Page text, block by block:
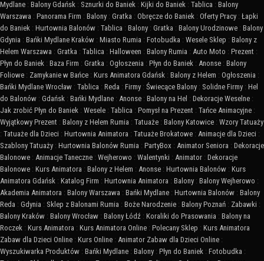
Mydlane : Balony Gdańsk : Sznurki do Baniek : Kijki do Baniek : Tablica : Balony
Warszawa : Panorama Firm : Balony : Gratka : Obręcze do Baniek : Oferty Pracy : Łapki
do Baniek : Hurtownia Balonów : Tablica : Balony : Gratka : Balony Urodzinowe : Balony
Gdynia : Bańki Mydlane Kraków : Miasto Rumia : Fotobudka : Wesele Sklep : Balony z
Helem Warszawa : Gratka : Tablica : Halloween : Balony Rumia : Auto Moto : Prezent :
Płyn do Baniek : Baza Firm : Gratka : Ogłoszenia : Płyn do Baniek : Anonse : Balony
Foliowe : Zamykanie w Bańce : Kurs Animatora Gdańsk : Balony z Helem : Ogłoszenia :
Bańki Mydlane Wrocław : Tablica : Reda : Firmy : Świecące Balony : Solidne Firmy : Hel
do Balonów : Gdańsk : Bańki Mydlane : Anonse : Balony na Hel : Dekoracje Weselne :
Jak zrobić Płyn do Baniek : Wesele : Tablica : Pomysł na Prezent : Tańce Animacyjne :
Wyjątkowy Prezent : Balony z Helem Rumia : Tatuaże : Balony Katowice : Wzory Tatuaży
: Tatuaże dla Dzieci : Hurtownia Animatora : Tatuaże Brokatowe : Animacje dla Dzieci :
Szablony Tatuaży : Hurtownia Balonów Rumia : PartyBox : Animator Seniora : Dekoracje
Balonowe : Animacje Taneczne : Wejherowo : Walentynki : Animator : Dekoracje
Balonowe : Kurs Animatora : Balony z Helem : Anonse : Hurtownia Balonów : Kurs
Animatora Gdańsk : Katalog Firm : Hurtownia Animatora : Balony : Balony Wejherowo :
Akademia Animatora : Balony Warszawa : Bańki Mydlane : Hurtownia Balonów : Balony
Reda : Gdynia : Sklep z Balonami Rumia : Boże Narodzenie : Balony Poznań : Zabawki :
Balony Kraków : Balony Wrocław : Balony Łódź : Koraliki do Prasowania : Balony na
Roczek : Kurs Animatora : Kurs Animatora Online : Polecany Sklep : Kurs Animatora
Zabaw dla Dzieci Online : Kurs Online : Animator Zabaw dla Dzieci Online :
Wyszukiwarka Produktów : Bańki Mydlane : Balony : Płyn do Baniek : Fotobudka :